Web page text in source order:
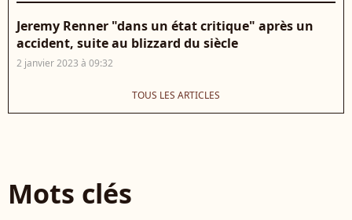
Jeremy Renner "dans un état critique" après un
accident, suite au blizzard du siècle
2 janvier 2023 à 09:32
TOUS LES ARTICLES
Mots clés